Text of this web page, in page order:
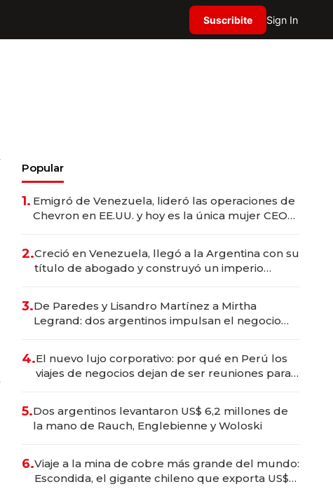
Suscribite Sign In
Popular
1. Emigró de Venezuela, lideró las operaciones de
Chevron en EE.UU. y hoy es la única mujer CEO
2.Creció en Venezuela, llegó a la Argentina con su
título de abogado y construyó un imperio
3.De Paredes y Lisandro Martínez a Mirtha
Legrand: dos argentinos impulsan el negocio
4.El nuevo lujo corporativo: por qué en Perú los
viajes de negocios dejan de ser reuniones para
5.Dos argentinos levantaron US$ 6,2 millones de
la mano de Rauch, Englebienne y Woloski
6.Viaje a la mina de cobre más grande del mundo:
Escondida, el gigante chileno que exporta US$